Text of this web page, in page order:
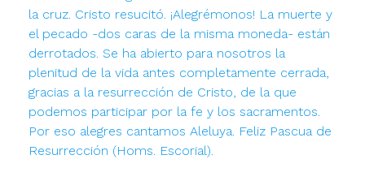
la cruz. Cristo resucitó. ¡Alegrémonos! La muerte y
el pecado -dos caras de la misma moneda- están
derrotados. Se ha abierto para nosotros la
plenitud de la vida antes completamente cerrada,
gracias a la resurrección de Cristo, de la que
podemos participar por la fe y los sacramentos.
Por eso alegres cantamos Aleluya. Feliz Pascua de
Resurrección (Homs. Escorial).